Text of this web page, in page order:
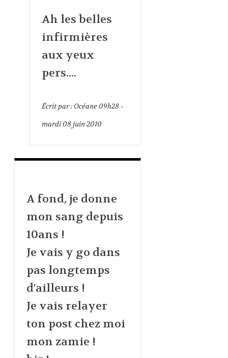
Ah les belles
infirmières
aux yeux
pers....
Écrit par :Océane09h28-
mardi 08juin 2010
A fond, je donne
mon sang depuis
10ans !
Je vais y go dans
pas longtemps
d'ailleurs !
Je vais relayer
ton post chez moi
mon zamie !